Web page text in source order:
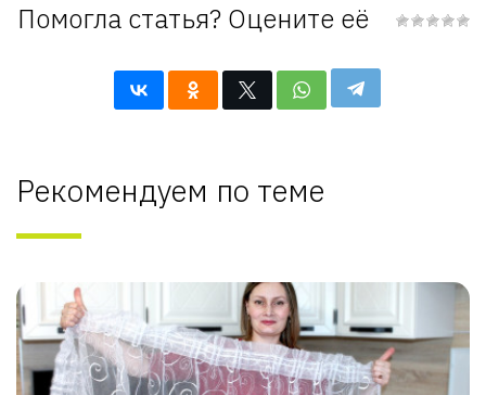
Помогла статья? Оцените её
Рекомендуем по теме